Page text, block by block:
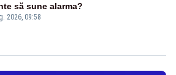
2026, 09:58
să sune alarma?